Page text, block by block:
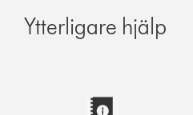
Ytterligare hjälp